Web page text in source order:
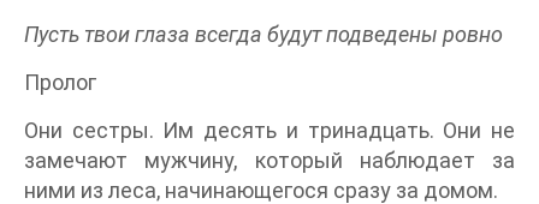
Пусть твои глаза всегда будут подведены ровно
Пролог
Они сестры. Им десять и тринадцать. Они не
замечают мужчину, который наблюдает за
ними из леса, начинающегося сразу за домом.